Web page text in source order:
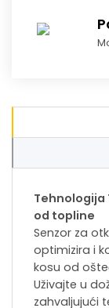
Tehnologija
od topline
Senzor za
optimizira i
kosu od
Uživajte u
zahvaljujući